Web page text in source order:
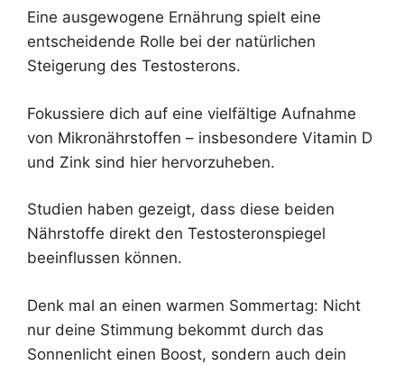
Eine ausgewogene Ernährung spielt eine
entscheidende Rolle bei der natürlichen
Steigerung des Testosterons.
Fokussiere dich auf eine vielfältige Aufnahme
von Mikronährstoffen – insbesondere Vitamin D
und Zink sind hier hervorzuheben.
Studien haben gezeigt, dass diese beiden
Nährstoffe direkt den Testosteronspiegel
beeinflussen können.
Denk mal an einen warmen Sommertag: Nicht
nur deine Stimmung bekommt durch das
Sonnenlicht einen Boost, sondern auch dein